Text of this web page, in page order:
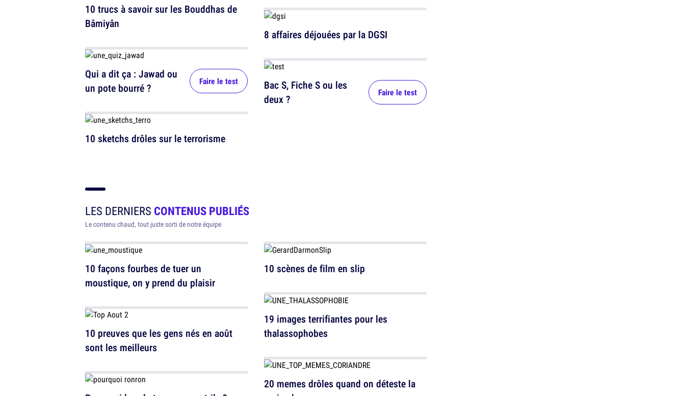
10 trucs à savoir sur les Bouddhas de
Bâmiyân
Qui a dit ça : Jawad ou
un pote bourré ?
Faire le test
10 sketchs drôles sur le terrorisme
8 affaires déjouées par la DGSI
Bac S, Fiche S ou les
deux ?
Faire le test
LES DERNIERS CONTENUS PUBLIÉS
Le contenu chaud, tout juste sorti de notre équipe
10 façons fourbes de tuer un
moustique, on y prend du plaisir
10 preuves que les gens nés en août
sont les meilleurs
10 scènes de film en slip
19 images terrifiantes pour les
thalassophobes
20 memes drôles quand on déteste la